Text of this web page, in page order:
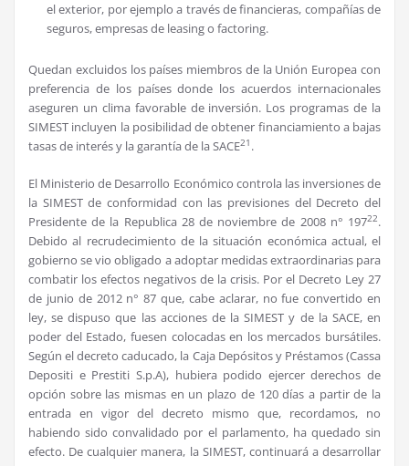
el exterior, por ejemplo a través de financieras, compañías de
seguros, empresas de leasing o factoring.
Quedan excluidos los países miembros de la Unión Europea con
preferencia de los países donde los acuerdos internacionales
aseguren un clima favorable de inversión. Los programas de la
SIMEST incluyen la posibilidad de obtener financiamiento a bajas
tasas de interés y la garantía de la SACE21 .
El Ministerio de Desarrollo Económico controla las inversiones de
la SIMEST de conformidad con las previsiones del Decreto del
Presidente de la Republica 28 de noviembre de 2008 n° 19722.
Debido al recrudecimiento de la situación económica actual, el
gobierno se vio obligado a adoptar medidas extraordinarias para
combatir los efectos negativos de la crisis. Por el Decreto Ley 27
de junio de 2012 n° 87 que, cabe aclarar, no fue convertido en
ley, se dispuso que las acciones de la SIMEST y de la SACE, en
poder del Estado, fuesen colocadas en los mercados bursátiles.
Según el decreto caducado, la Caja Depósitos y Préstamos (Cassa
Depositi e Prestiti S.p.A), hubiera podido ejercer derechos de
opción sobre las mismas en un plazo de 120 días a partir de la
entrada en vigor del decreto mismo que, recordamos, no
habiendo sido convalidado por el parlamento, ha quedado sin
efecto. De cualquier manera, la SIMEST, continuará a desarrollar